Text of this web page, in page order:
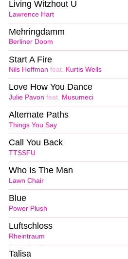
Lawrence Hart
Living Witzhout U
Berliner Doom
Mehringdamm
Nils Hoffman feat. Kurtis Wells
Start A Fire
Julie Pavon feat. Musumeci
Love How You Dance
Things You Say
Alternate Paths
TTSSFU
Call You Back
Lawn Chair
Who Is The Man
Power Plush
Blue
Rheintraum
Luftschloss
Talisa